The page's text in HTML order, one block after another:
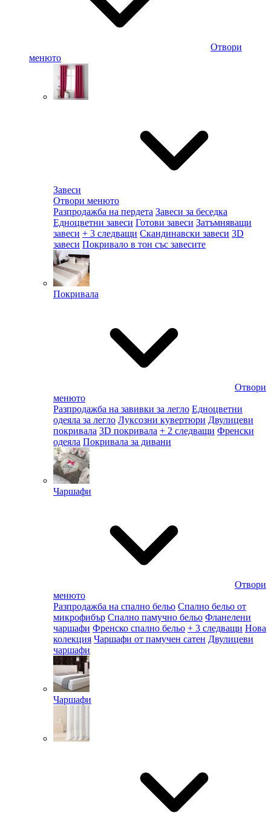
Отвори
менюто
Завеси
Отвори менюто
Разпродажба на пердета Завеси за беседка
Едноцветни завеси Готови завеси Затъмняващи
завеси + 3 следващи Скандинавски завеси 3D
завеси Покривало в тон със завесите
Покривала
Отвори
менюто
Разпродажба на завивки за легло Едноцветни
одеяла за легло Луксозни кувертюри Двулицеви
покривала 3D покривала + 2 следващи Френски
одеяла Покривала за дивани
Чаршафи
Отвори
менюто
Разпродажба на спално бельо Спално бельо от
микрофибър Спално памучно бельо Фланелени
чаршафи Френско спално бельо + 3 следващи Нова
колекция Чаршафи от памучен сатен Двулицеви
чаршафи
Чаршафи